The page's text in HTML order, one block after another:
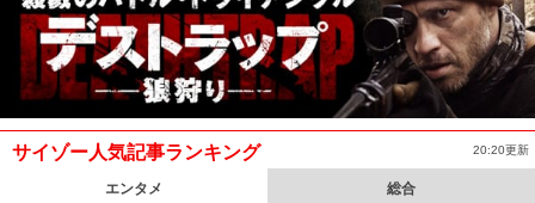
サイゾー人気記事ランキング 20:20更新
エンタメ 総合